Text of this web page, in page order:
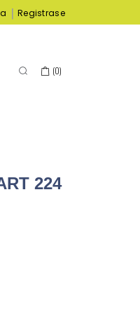
| Registrase
(0)
224